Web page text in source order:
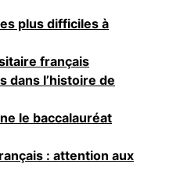
plus difficiles à
français
dans l’histoire de
le baccalauréat
: attention aux